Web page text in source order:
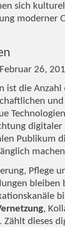
sich
moderner
26,
ist die
Publikum
Pflege
bleiben
,
dieses